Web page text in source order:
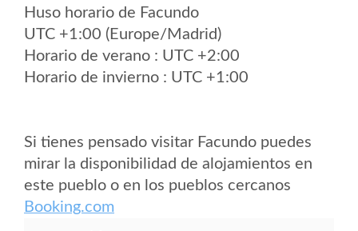
Huso horario de Facundo
UTC +1:00 (Europe/Madrid)
Horario de verano : UTC +2:00
Horario de invierno : UTC +1:00
Si tienes pensado visitar Facundo puedes
mirar la disponibilidad de alojamientos en
este pueblo o en los pueblos cercanos
Booking.com